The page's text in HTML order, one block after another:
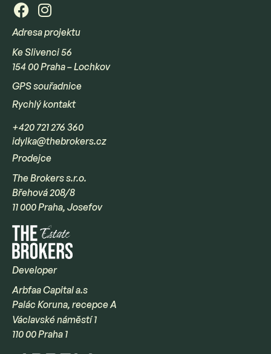
Adresa projektu
Ke Slivenci 56
154 00 Praha – Lochkov
GPS souřadnice
Rychlý kontakt
+420 721 276 360
idylka@thebrokers.cz
Prodejce
The Brokers s.r.o.
Břehová 208/8
11 000 Praha, Josefov
Developer
Arbfaa Capital a.s
Palác Koruna, recepce A
Václavské náměstí 1
110 00 Praha 1